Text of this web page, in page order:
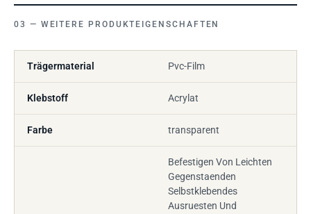
WEITERE PRODUKTEIGENSCHAFTEN
Trägermaterial Pvc-Film
Klebstoff Acrylat
Farbe transparent
Befestigen Von Leichten
Gegenstaenden
Selbstklebendes
Ausruesten Und